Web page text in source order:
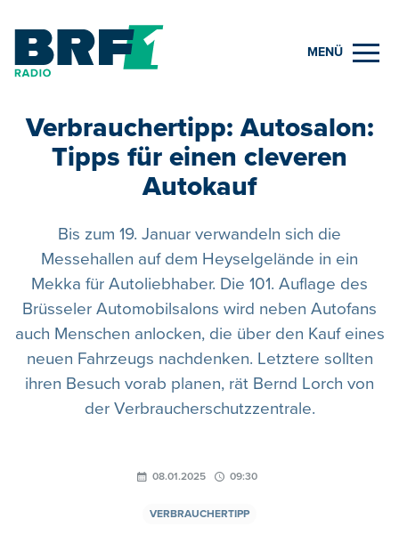
MENÜ
Verbrauchertipp: Autosalon:
Tipps für einen cleveren
Autokauf
Bis zum 19. Januar verwandeln sich die
Messehallen auf dem Heyselgelände in ein
Mekka für Autoliebhaber. Die 101. Auflage des
Brüsseler Automobilsalons wird neben Autofans
auch Menschen anlocken, die über den Kauf eines
neuen Fahrzeugs nachdenken. Letztere sollten
ihren Besuch vorab planen, rät Bernd Lorch von
der Verbraucherschutzzentrale.
08.01.2025 09:30
VERBRAUCHERTIPP